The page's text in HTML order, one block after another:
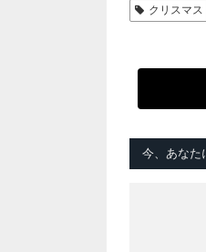
クリスマス
今、あなた